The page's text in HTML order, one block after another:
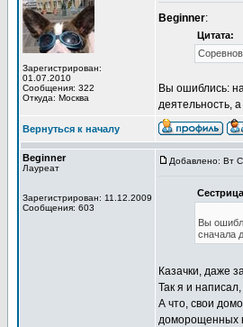
Зарегистрирован:
01.07.2010
Сообщения: 322
Откуда: Москва
Beginner:
Цитата:
Вы ошиблись:
деятельность,
Вернуться к началу
Beginner
Лауреат
Зарегистрирован: 11.12.2009
Сообщения: 603
Добавлено: Вт
Вы
сначала
Казачки, даже
Так я и
А что, свои
доморощенных